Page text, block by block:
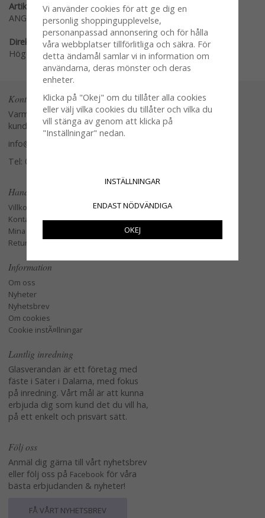
Artikelnummer:
ANG-99921-2
Direktlänk:
Högerklicka och kopiera adressen
Kontakta oss
Varmt välkommen att kontakta vår
kundtjänst.
info@glasverandan.se
Tel: 079-3495968
Handla
Villkor
Kontakta oss
Mina favoriter
Retur och Reklamation
Information
Om oss
Nyheter
Nyhetsbrev
Om cookies
Cookie instÃ¤llningar
Lantlig inredning
Glasverandan är ett företag med
fäste i Säter i Dalarna, med fokus
på inredning. Vårt mål är att kunna
erbjuda dig som kund det du vill ha,
på ett enkelt och prisvärt sätt.
Följ oss
Anmäl dig gärna till vårt nyhetsbrev
eller följ oss på Facebook för våra
bästa erbjudanden & nyheter!
FÅ VÅRT NYHETSBREV
Vi använder cookies för att ge dig en
personlig shoppingupplevelse,
personanpassad annonsering och för hålla
våra webbplatser tillförlitliga och säkra. För
detta ändamål samlar vi in information om
användarna, deras mönster och deras
enheter.
Klicka på "Okej" om du tillåter alla cookies
eller välj vilka cookies du tillåter och vilka du
vill stänga av genom att klicka på
"Inställningar" nedan.
INSTÄLLNINGAR
ENDAST NÖDVÄNDIGA
OKEJ